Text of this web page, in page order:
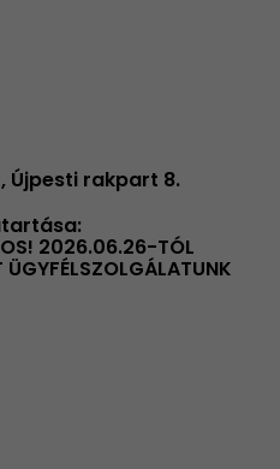
Újpesti rakpart 8.
2026.06.26-TÓL